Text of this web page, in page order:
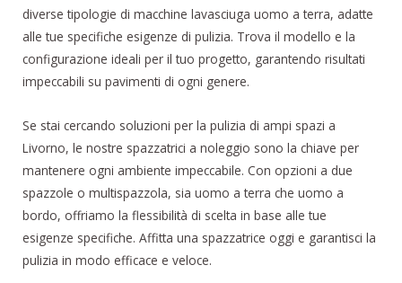
diverse tipologie di macchine lavasciuga uomo a terra, adatte
alle tue specifiche esigenze di pulizia. Trova il modello e la
configurazione ideali per il tuo progetto, garantendo risultati
impeccabili su pavimenti di ogni genere.
Se stai cercando soluzioni per la pulizia di ampi spazi a
Livorno, le nostre spazzatrici a noleggio sono la chiave per
mantenere ogni ambiente impeccabile. Con opzioni a due
spazzole o multispazzola, sia uomo a terra che uomo a
bordo, offriamo la flessibilità di scelta in base alle tue
esigenze specifiche. Affitta una spazzatrice oggi e garantisci la
pulizia in modo efficace e veloce.